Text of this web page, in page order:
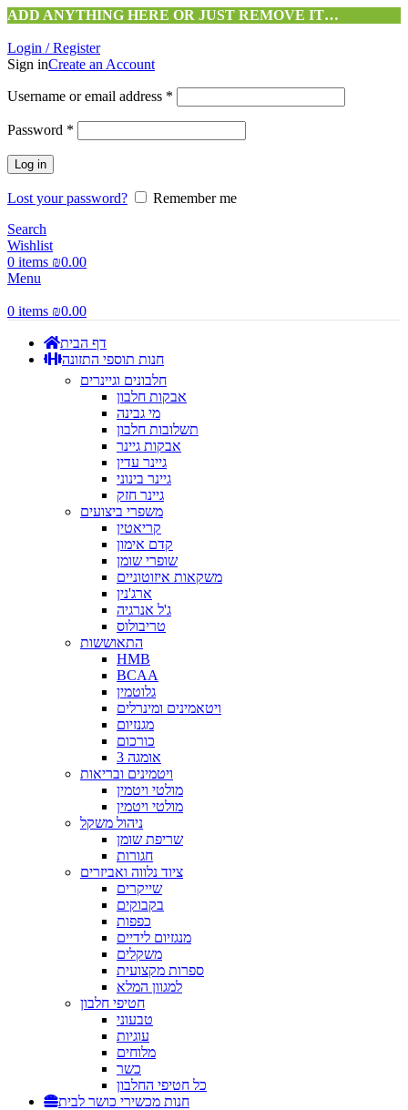
ADD ANYTHING HERE OR JUST REMOVE IT…
Login / Register
Sign inCreate an Account
Username or email address *
Password *
Log in
Lost your password?
Remember me
Search
Wishlist
0 items ₪0.00
Menu
0 items ₪0.00
דף הבית
חנות תוספי התזונה
חלבונים וגיינרים
אבקות חלבון
מי גבינה
תשלובות חלבון
אבקות גיינר
גיינר עדין
גיינר בינוני
גיינר חזק
משפרי ביצועים
קריאטין
קדם אימון
שופרי שומן
משקאות איזוטוניים
ארג'נין
ג'ל אנרגיה
טריבולוס
התאוששות
HMB
BCAA
גלוטמין
ויטאמינים ומינרלים
מגנזיום
כורכום
אומגה 3
ויטמינים ובריאות
מולטי ויטמין
מולטי ויטמין
ניהול משקל
שריפת שומן
חגורות
ציוד נלווה ואביזרים
שייקרים
בקבוקים
כפפות
מנגזיום לידיים
משקלים
ספרות מקצועית
למגוון המלא
חטיפי חלבון
טבעוני
עוגיות
מלוחים
כשר
כל חטיפי החלבון
חנות מכשירי כושר לבית